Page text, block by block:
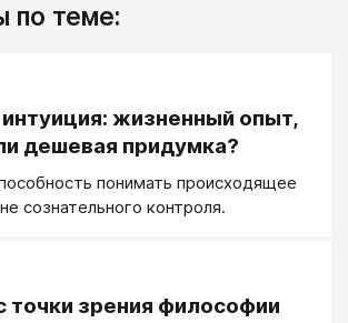
по теме:
жизненный опыт,
дешевая придумка?
понимать происходящее
сознательного контроля.
точки зрения философии